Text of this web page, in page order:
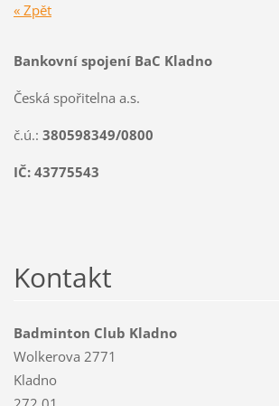
« Zpět
Bankovní spojení BaC Kladno
Česká spořitelna a.s.
č.ú.: 380598349/0800
IČ: 43775543
Kontakt
Badminton Club Kladno
Wolkerova 2771
Kladno